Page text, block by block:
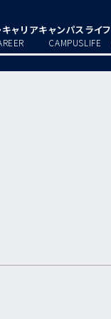
キャリアキャンパスライフ
CAMPUSLIFE